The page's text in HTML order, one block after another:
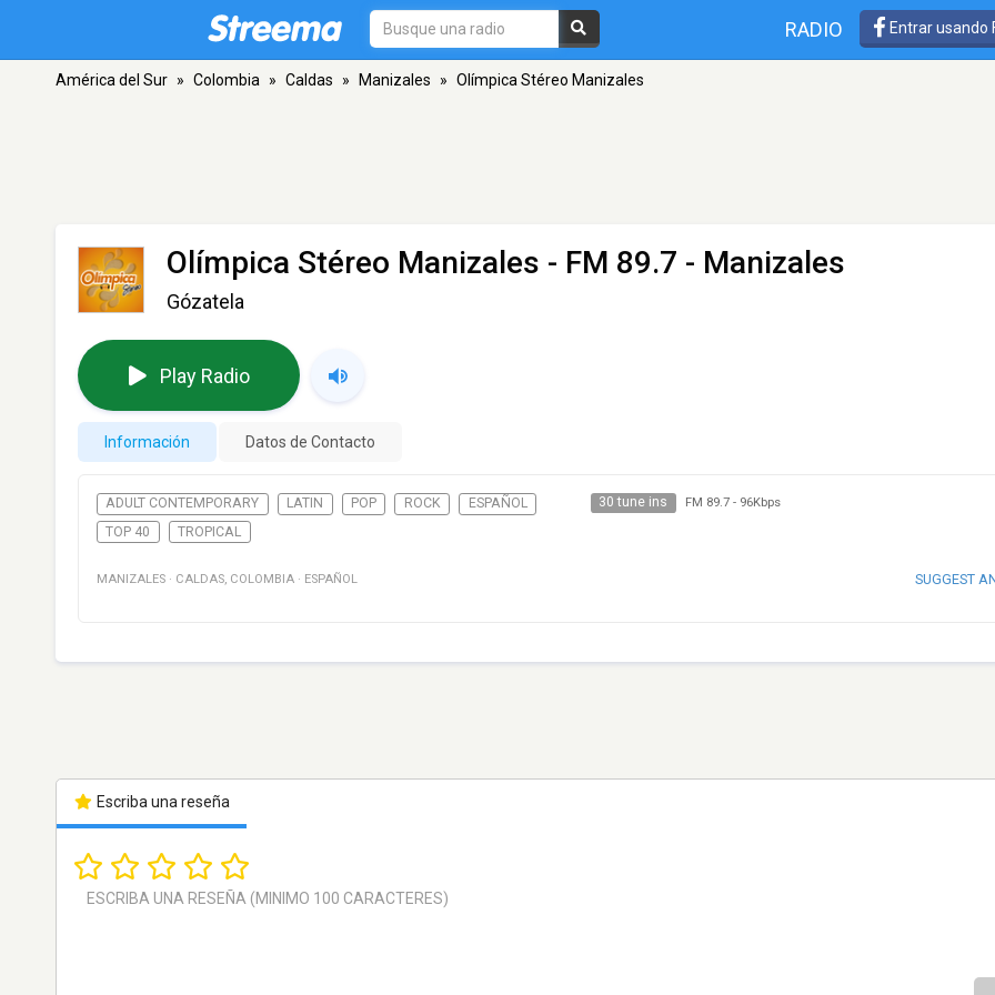
RADIO Entrar usando
América del Sur » Colombia » Caldas » Manizales » Olímpica Stéreo Manizales
Olímpica Stéreo Manizales - FM 89.7 - Manizales
Gózatela
Play Radio
Información Datos de Contacto
ADULT CONTEMPORARY LATIN POP ROCK
ESPAÑOL
TOP 40
TROPICAL
30 tune ins FM 89.7- 96Kbps
MANIZALES · CALDAS, COLOMBIA · ESPAÑOL SUGGEST
Escriba una reseña